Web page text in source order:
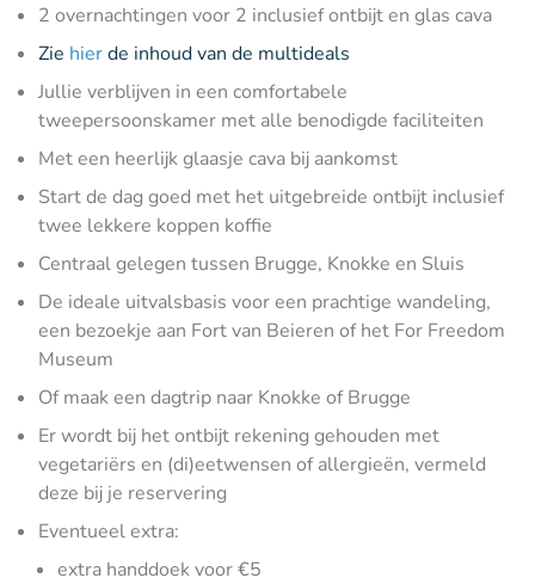
2 overnachtingen voor 2 inclusief ontbijt en glas cava
Zie hierde inhoud van de multideals
Jullie verblijven in een comfortabele
tweepersoonskamer met alle benodigde faciliteiten
Met een heerlijk glaasje cava bij aankomst
Start de dag goed met het uitgebreide ontbijt inclusief
twee lekkere koppen koffie
Centraal gelegen tussen Brugge, Knokke en Sluis
De ideale uitvalsbasis voor een prachtige wandeling,
een bezoekje aan Fort van Beieren of het For Freedom
Museum
Of maak een dagtrip naar Knokke of Brugge
Er wordt bij het ontbijt rekening gehouden met
vegetariërs en (di)eetwensen of allergieën, vermeld
deze bij je reservering
Eventueel extra:
extra handdoek voor €5